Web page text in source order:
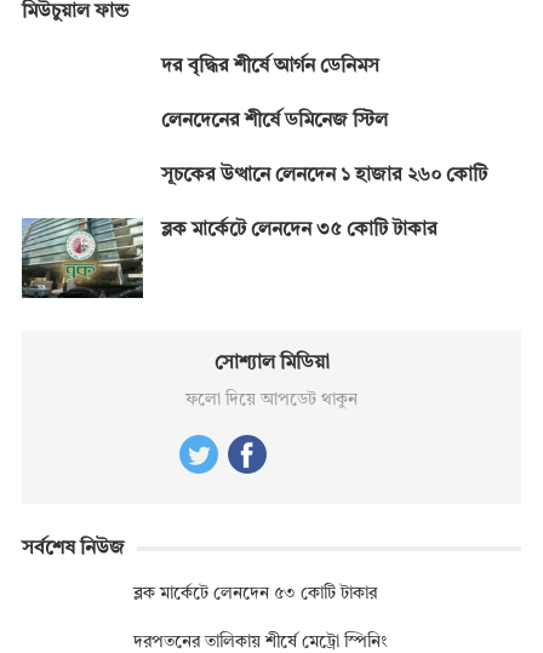
মিউচুয়াল ফান্ড
দর বৃদ্ধির শীর্ষে আর্গন ডেনিমস
লেনদেনের শীর্ষে ডমিনেজ স্টিল
সূচকের উত্থানে লেনদেন ১ হাজার ২৬০ কোটি
ব্লক মার্কেটে লেনদেন ৩৫ কোটি টাকার
সোশ্যাল মিডিয়া
ফলো দিয়ে আপডেট থাকুন
সর্বশেষ নিউজ
ব্লক মার্কেটে লেনদেন ৫৩ কোটি টাকার
দরপতনের তালিকায় শীর্ষে মেট্রো স্পিনিং